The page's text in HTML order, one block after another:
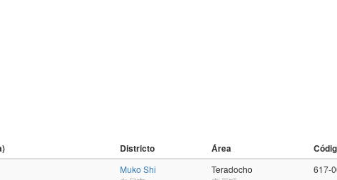
Districto Área
Muko Shi
Teradocho
617-